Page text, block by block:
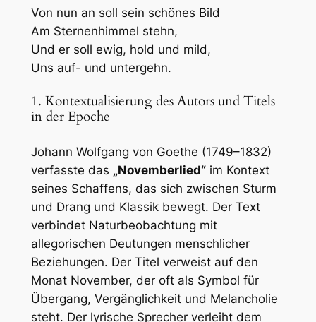
Von nun an soll sein schönes Bild
Am Sternenhimmel stehn,
Und er soll ewig, hold und mild,
Uns auf- und untergehn.
1. Kontextualisierung des Autors und Titels
in der Epoche
Johann Wolfgang von Goethe (1749–1832)
verfasste das „Novemberlied“im Kontext
seines Schaffens, das sich zwischen Sturm
und Drang und Klassik bewegt. Der Text
verbindet Naturbeobachtung mit
allegorischen Deutungen menschlicher
Beziehungen. Der Titel verweist auf den
Monat November, der oft als Symbol für
Übergang, Vergänglichkeit und Melancholie
steht. Der lyrische Sprecher verleiht dem